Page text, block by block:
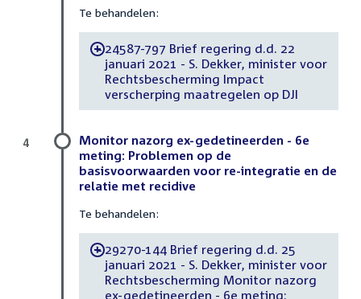
Te behandelen:
-24587-797 Brief regering d.d. 22
januari 2021 - S. Dekker, minister voor
Rechtsbescherming Impact
verscherping maatregelen op DJI
Monitor nazorg ex-gedetineerden - 6e
meting: Problemen op de
basisvoorwaarden voor re-integratie en de
relatie met recidive
Te behandelen:
-29270-144 Brief regering d.d. 25
januari 2021 - S. Dekker, minister voor
Rechtsbescherming Monitor nazorg
ex-gedetineerden - 6e meting:
4